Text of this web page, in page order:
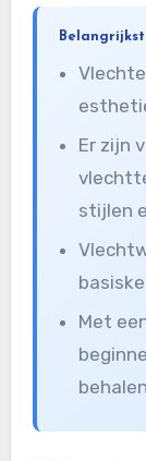
Er zijn
stijlen
Met